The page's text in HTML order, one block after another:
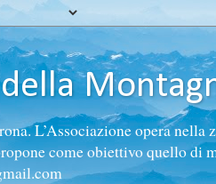
L’Associazione opera
come obiettivo quello di